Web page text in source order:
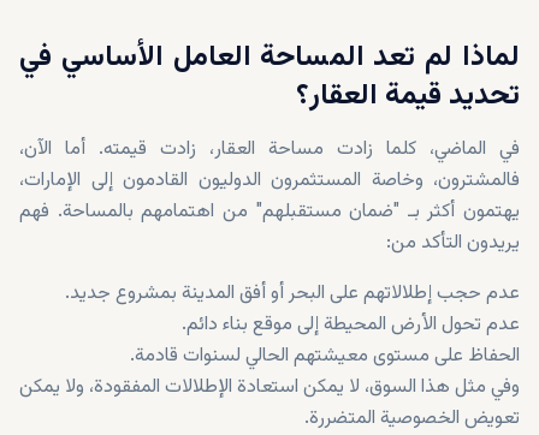
لماذا لم تعد المساحة العامل الأساسي في
تحديد قيمة العقار؟
في الماضي، كلما زادت مساحة العقار، زادت قيمته. أما الآن،
فالمشترون، وخاصة المستثمرون الدوليون القادمون إلى الإمارات،
يهتمون أكثر بـ "ضمان مستقبلهم" من اهتمامهم بالمساحة. فهم
يريدون التأكد من:
عدم حجب إطلالاتهم على البحر أو أفق المدينة بمشروع جديد.
عدم تحول الأرض المحيطة إلى موقع بناء دائم.
الحفاظ على مستوى معيشتهم الحالي لسنوات قادمة.
وفي مثل هذا السوق، لا يمكن استعادة الإطلالات المفقودة، ولا يمكن
تعويض الخصوصية المتضررة.